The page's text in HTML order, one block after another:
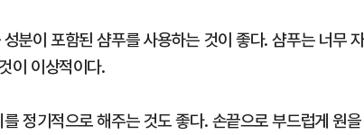
분이 포함된 샴푸를 사용하는 것이 좋다. 샴푸는 너무
이 이상적이다.
정기적으로 해주는 것도 좋다. 손끝으로 부드럽게 원을